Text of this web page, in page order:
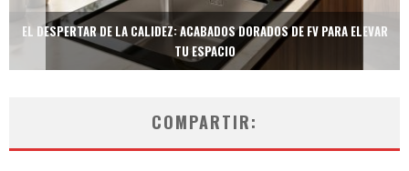
TECNOLOGÍA Y BIENESTAR DE VANGUARDIA: EL INODORO INTELIGENTE
NEOTECH DE FV.
COMPARTIR: